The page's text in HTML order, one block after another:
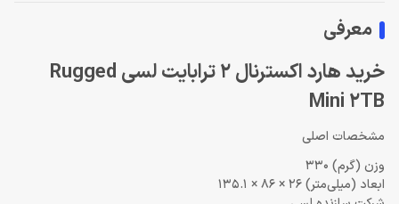
معرفی
خرید هارد اکسترنال 2 ترابایت لسی Rugged
Mini 2TB
مشخصات اصلی
وزن (گرم) 330
ابعاد (میلی‌متر)26 × 86 × 135.1